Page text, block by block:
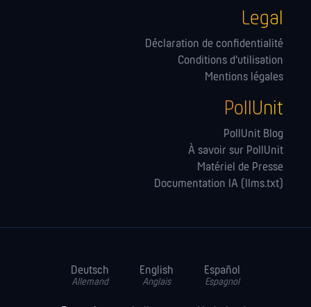
Legal
Déclaration de confidentialité
Conditions d'utilisation
Mentions légales
PollUnit
PollUnit Blog
À savoir sur PollUnit
Matériel de Presse
Documentation IA (llms.txt)
Deutsch
Allemand
English
Anglais
Español
Espagnol